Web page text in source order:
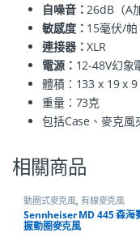
自噪音：26dB（A
敏感度： 15毫伏/帕
連接器：XLR
電源： 12-48V幻象
體積：133 x 19 x
重量：73克
包括Case、麥克風
相關商品
動圈式麥克風, 有線麥克風
Sennheiser MD 445 森海
握動圈麥克風